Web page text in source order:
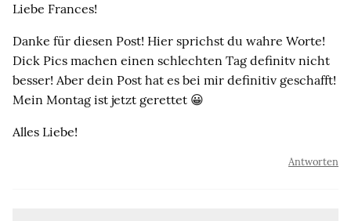
Liebe Frances!
Danke für diesen Post! Hier sprichst du wahre Worte!
Dick Pics machen einen schlechten Tag definitv nicht
besser! Aber dein Post hat es bei mir definitiv geschafft!
Mein Montag ist jetzt gerettet 😀
Alles Liebe!
Antworten